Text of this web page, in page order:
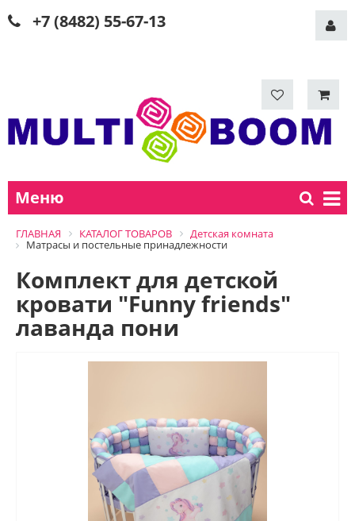
+7 (8482) 55-67-13
Меню
ГЛАВНАЯ КАТАЛОГ ТОВАРОВ
Детская комната
Матрасы и постельные принадлежности
Комплект для детской
кровати "Funny friends"
лаванда пони